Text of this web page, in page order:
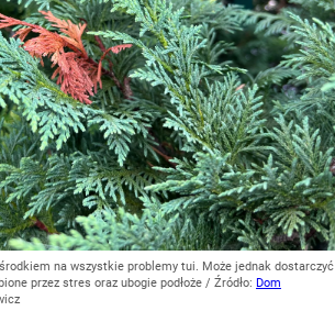
na wszystkie problemy tui. Może jednak dostarczyć
przez stres oraz ubogie podłoże / Źródło: Dom